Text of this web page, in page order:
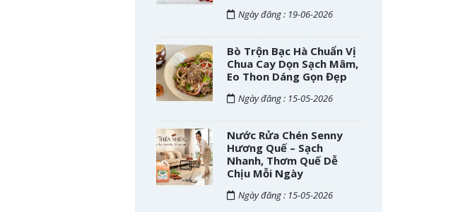
Ngày đăng : 19-06-2026
Bò Trộn Bạc Hà Chuẩn Vị
Chua Cay Dọn Sạch Mâm,
Eo Thon Dáng Gọn Đẹp
Ngày đăng : 15-05-2026
Nước Rửa Chén Senny
Hương Quế – Sạch
Nhanh, Thơm Quế Dễ
Chịu Mỗi Ngày
Ngày đăng : 15-05-2026